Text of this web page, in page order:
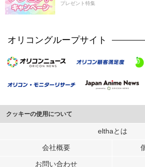
プレゼント特集
オリコングループサイト
クッキーの使用について
このサイトでは Cookie を使用して、ユーザーに合
行っています。
メディアや広告配信、データ解析の各パートナーに
elthaとは
会社概要
お問い合わせ